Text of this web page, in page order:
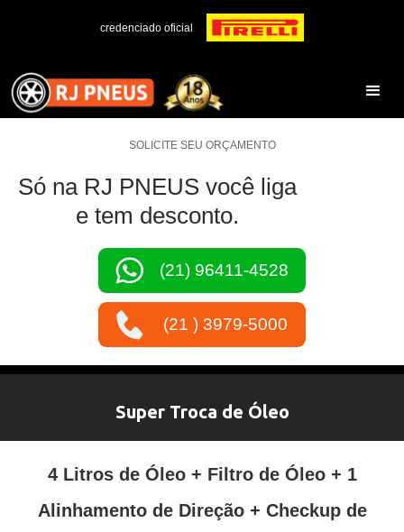
credenciado oficial
SOLICITE SEU ORÇAMENTO
Só na RJ PNEUS você liga
e tem desconto.
(21) 96411-4528
(21 ) 3979-5000
Super Troca de Óleo
4 Litros de Óleo + Filtro de Óleo + 1
Alinhamento de Direção + Checkup de